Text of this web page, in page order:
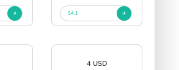
$4.1
4 USD